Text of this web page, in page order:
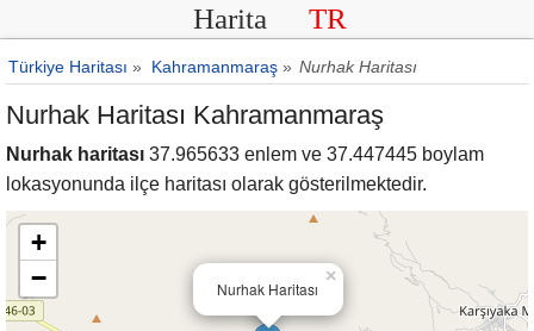
Harita TR
Türkiye Haritası » Kahramanmaraş » Nurhak Haritası
Nurhak Haritası Kahramanmaraş
Nurhak haritası 37.965633 enlem ve 37.447445 boylam
lokasyonunda ilçe haritası olarak gösterilmektedir.
Nurhak Haritası
×
+
−